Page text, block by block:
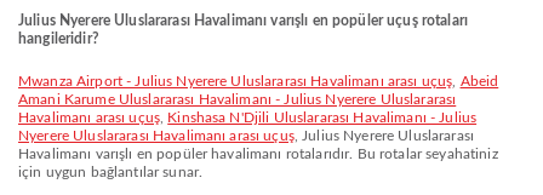
Julius Nyerere Uluslararası Havalimanı varışlı en popüler uçuş rotaları
hangileridir?
Mwanza Airport - Julius Nyerere Uluslararası Havalimanı arası uçuş Abeid
Amani Karume Uluslararası Havalimanı - Julius Nyerere Uluslararası
Havalimanı arası uçuş, Kinshasa N'Djili Uluslararası Havalimanı - Julius
Nyerere Uluslararası Havalimanı arası uçuş, Julius Nyerere Uluslararası
Havalimanı varışlı en popüler havalimanı rotalarıdır. Bu rotalar seyahatiniz
için uygun bağlantılar sunar.